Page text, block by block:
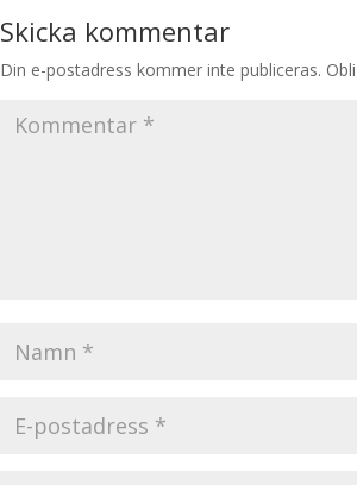
Skicka kommentar
Din e-postadress kommer inte publiceras.